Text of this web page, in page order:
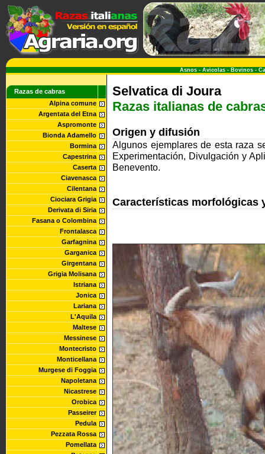
Asnos - Avicolas - Bovinos -
Razas de cabras
Alpina comune
Argentata del Etna
Aspromonte
Bionda Adamello
Bormina
Capestrina
Caserta
Ciavenasca
Cilentana
Ciociara Grigia
Derivata di Siria
Fasana o Colombina
Frontalasca
Garfagnina
Garganica
Girgentana
Grigia Molisana
Istriana
Jonica
Lariana
L'Aquila
Maltese
Messinese
Montecristo
Monticellana
Murgese di Foggia
Napoletana
Nicastrese
Orobica
Passeirer
Pedula
Pezzata Rossa
Pomellata
Selvatica di Joura
Razas italianas de
Origen y difusión
Algunos ejemplares de esta raza
Experimentación, Divulgación y
Benevento.
Características morfológicas